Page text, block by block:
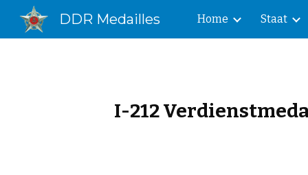
DDR Medailles Home Staat
I-212